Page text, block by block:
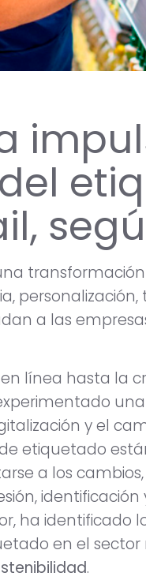
a las
línea hasta la
y el
etiquetado
a los cambios,
ha identificado
en el sector
.